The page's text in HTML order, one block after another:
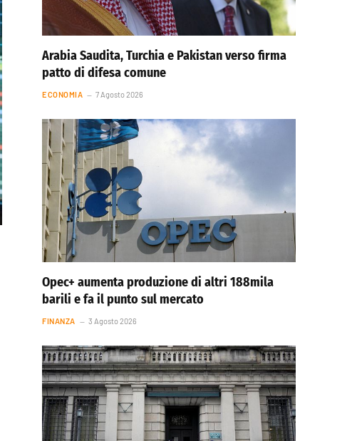
Arabia Saudita, Turchia e Pakistan verso firma
patto di difesa comune
ECONOMIA 7 Agosto 2026
Opec+ aumenta produzione di altri 188mila
barili e fa il punto sul mercato
FINANZA 3 Agosto 2026